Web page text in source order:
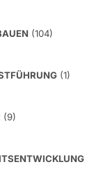
(104)
(1)
(9)